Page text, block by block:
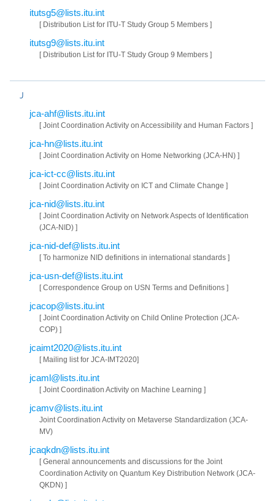
itutsg5@lists.itu.int
[ Distribution List for ITU-T Study Group 5 Members ]
itutsg9@lists.itu.int
[ Distribution List for ITU-T Study Group 9 Members ]
J
jca-ahf@lists.itu.int
[ Joint Coordination Activity on Accessibility and Human Factors ]
jca-hn@lists.itu.int
[ Joint Coordination Activity on Home Networking (JCA-HN) ]
jca-ict-cc@lists.itu.int
[ Joint Coordination Activity on ICT and Climate Change ]
jca-nid@lists.itu.int
[ Joint Coordination Activity on Network Aspects of Identification
(JCA-NID) ]
jca-nid-def@lists.itu.int
[ To harmonize NID definitions in international standards ]
jca-usn-def@lists.itu.int
[ Correspondence Group on USN Terms and Definitions ]
jcacop@lists.itu.int
[ Joint Coordination Activity on Child Online Protection (JCA-
COP) ]
jcaimt2020@lists.itu.int
[ Mailing list for JCA-IMT2020]
jcaml@lists.itu.int
[ Joint Coordination Activity on Machine Learning ]
jcamv@lists.itu.int
Joint Coordination Activity on Metaverse Standardization (JCA-
MV)
jcaqkdn@lists.itu.int
[ General announcements and discussions for the Joint
Coordination Activity on Quantum Key Distribution Network (JCA-
QKDN) ]